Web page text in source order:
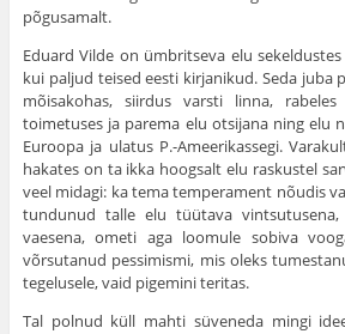
põgusamalt.
Eduard Vilde on ümbritseva elu
kui paljud teised eesti kirjanikud. Seda
mõisakohas, siirdus varsti linna,
toimetuses ja parema elu otsijana ning elu
Euroopa ja ulatus P.-Ameerikassegi.
hakates on ta ikka hoogsalt elu raskustel
veel midagi: ka tema temperament nõudis
tundunud talle elu tüütava
vaesena, ometi aga loomule sobiva
võrsutanud pessimismi, mis oleks
tegelusele, vaid pigemini teritas.
Tal polnud küll mahti süveneda mingi